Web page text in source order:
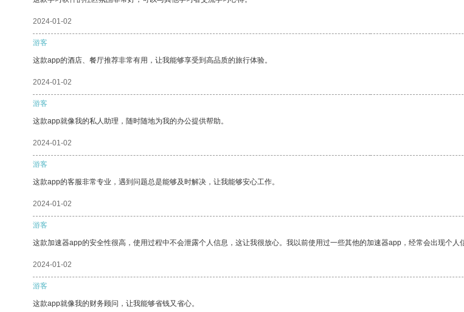
2024-01-02
游客
这款app的酒店、餐厅推荐非常有用，让我能够享受到高品质的旅行体验。
2024-01-02
游客
这款app就像我的私人助理，随时随地为我的办公提供帮助。
2024-01-02
游客
这款app的客服非常专业，遇到问题总是能够及时解决，让我能够安心工作。
2024-01-02
游客
这款加速器app的安全性很高，使用过程中不会泄露个人信息，这让我很放心。我以前使用过一些其他的加速器app，经常会出现个人
2024-01-02
游客
这款app就像我的财务顾问，让我能够省钱又省心。